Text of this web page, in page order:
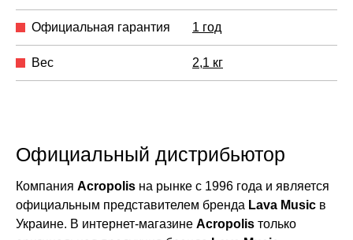
Официальная гарантия 1 год
Вес 2,1 кг
Официальный дистрибьютор
Компания Acropolis на рынке с 1996 года и является
официальным представителем бренда Lava Music в
Украине. В интернет-магазине Acropolis только